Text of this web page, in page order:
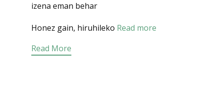
izena eman behar
Honez gain, hiruhileko Read more
Read More